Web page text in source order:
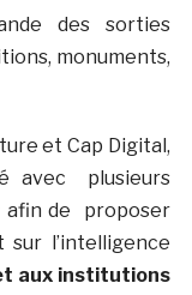
des sorties
monuments,
et Cap Digital,
avec plusieurs
afin de proposer
sur l’intelligence
aux institutions